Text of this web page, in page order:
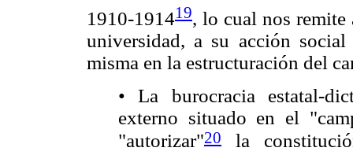
1910-191419, lo cual nos remite
universidad, a su acción
misma en la estructuración del
• La burocracia estatal-
externo situado en el
"autorizar"20
la